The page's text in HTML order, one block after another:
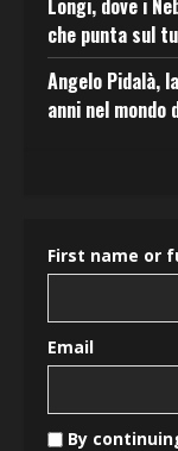
Longi, dove i
che punta sul
Angelo Pidalà,
anni nel
First name or
Email
By